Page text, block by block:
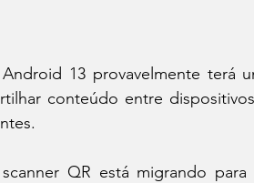
13 provavelmente terá
conteúdo entre
QR está migrando